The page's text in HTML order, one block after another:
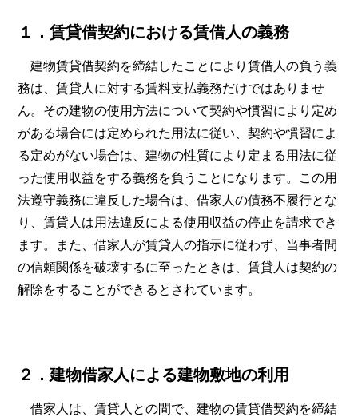
１．賃貸借契約における賃借人の義務
建物賃貸借契約を締結したことにより賃借人の負う義
務は、賃貸人に対する賃料支払義務だけではありませ
ん。その建物の使用方法について契約や慣習により定め
がある場合には定められた用法に従い、契約や慣習によ
る定めがない場合は、建物の性質により定まる用法に従
った使用収益をする義務を負うことになります。この用
法遵守義務に違反した場合は、借家人の債務不履行とな
り、賃貸人は用法違反による使用収益の停止を請求でき
ます。また、借家人が賃貸人の指示に従わず、当事者間
の信頼関係を破壊するに至ったときは、賃貸人は契約の
解除をすることができるとされています。
２．建物借家人による建物敷地の利用
借家人は、賃貸人との間で、建物の賃貸借契約を締結